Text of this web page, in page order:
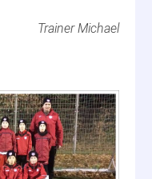
Trainer Michael